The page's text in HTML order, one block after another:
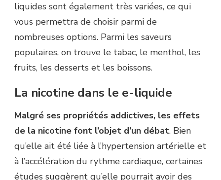
liquides sont également très variées, ce qui
vous permettra de choisir parmi de
nombreuses options. Parmi les saveurs
populaires, on trouve le tabac, le menthol, les
fruits, les desserts et les boissons.
La nicotine dans le e-liquide
Malgré ses propriétés addictives, les effets
de la nicotine font l’objet d’un débat. Bien
qu’elle ait été liée à l’hypertension artérielle et
à l’accélération du rythme cardiaque, certaines
études suggèrent qu’elle pourrait avoir des